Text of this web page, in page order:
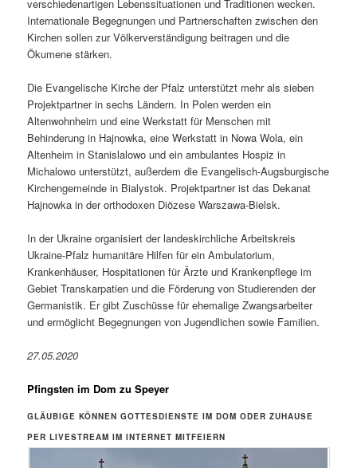
verschiedenartigen Lebenssituationen und Traditionen wecken.
Internationale Begegnungen und Partnerschaften zwischen den
Kirchen sollen zur Völkerverständigung beitragen und die
Ökumene stärken.
Die Evangelische Kirche der Pfalz unterstützt mehr als sieben
Projektpartner in sechs Ländern. In Polen werden ein
Altenwohnheim und eine Werkstatt für Menschen mit
Behinderung in Hajnowka, eine Werkstatt in Nowa Wola, ein
Altenheim in Stanislalowo und ein ambulantes Hospiz in
Michalowo unterstützt, außerdem die Evangelisch-Augsburgische
Kirchengemeinde in Bialystok. Projektpartner ist das Dekanat
Hajnowka in der orthodoxen Diözese Warszawa-Bielsk.
In der Ukraine organisiert der landeskirchliche Arbeitskreis
Ukraine-Pfalz humanitäre Hilfen für ein Ambulatorium,
Krankenhäuser, Hospitationen für Ärzte und Krankenpflege im
Gebiet Transkarpatien und die Förderung von Studierenden der
Germanistik. Er gibt Zuschüsse für ehemalige Zwangsarbeiter
und ermöglicht Begegnungen von Jugendlichen sowie Familien.
27.05.2020
Pfingsten im Dom zu Speyer
GLÄUBIGE KÖNNEN GOTTESDIENSTE IM DOM ODER ZUHAUSE
PER LIVESTREAM IM INTERNET MITFEIERN